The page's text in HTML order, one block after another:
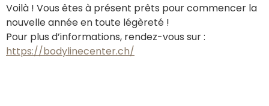
Voilà ! Vous êtes à présent prêts pour commencer la
nouvelle année en toute légèreté !
Pour plus d’informations, rendez-vous sur :
https://bodylinecenter.ch/